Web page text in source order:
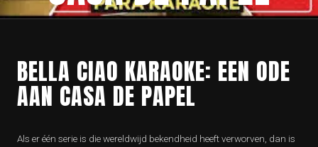
BELLA CIAO KARAOKE: EEN ODE
AAN CASA DE PAPEL
Als er één serie is die wereldwijd bekendheid heeft verworven, dan is